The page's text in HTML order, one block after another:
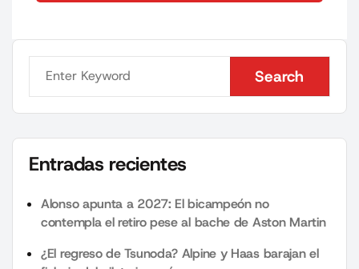
Search
Search
Entradas recientes
Alonso apunta a 2027: El bicampeón no
contempla el retiro pese al bache de Aston Martin
¿El regreso de Tsunoda? Alpine y Haas barajan el